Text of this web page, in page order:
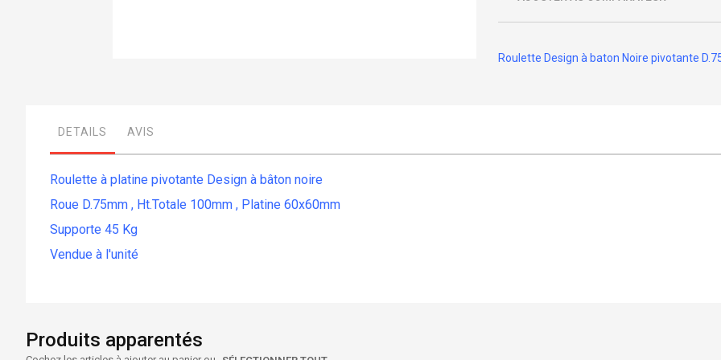
images
Roulette Design à baton Noire pivotante
DETAILS
Roulette à platine pivotante Design à bâton noire
Roue D.75mm , Ht.Totale 100mm , Platine 60x60mm
Supporte 45 Kg
Vendue à l'unité
AVIS
Produits apparentés